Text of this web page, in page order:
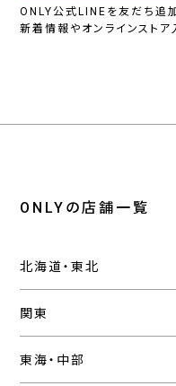
ONLY公式LINEを友だち追加
新着情報やオンラインストア
ONLYの店舗一覧
北海道・東北
関東
東海・中部